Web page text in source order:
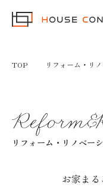
TOP リフォーム・リ
リフォーム・リノベー
お家ま